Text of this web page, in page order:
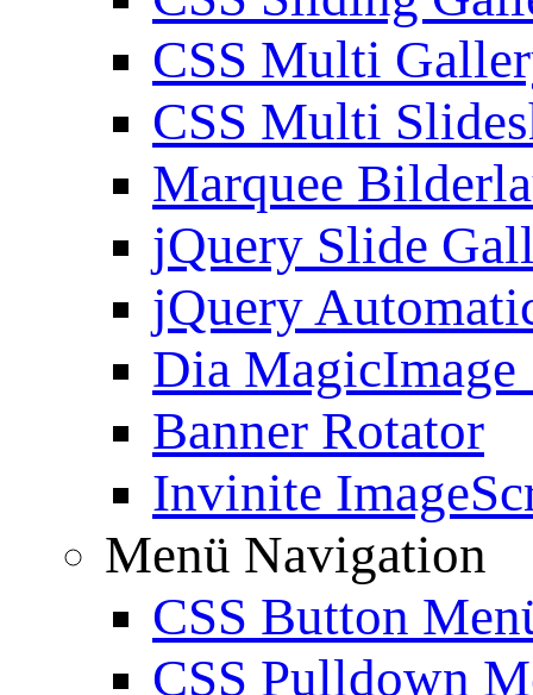
CSS Multi
CSS Multi
Marquee
jQuery Slide
jQuery
Dia MagicImage
Banner Rotator
Invinite
Menü Navigation
CSS Button
CSS Pulldown